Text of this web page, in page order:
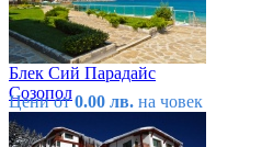
Блек Сий Парадайс
Созопол
Цени от0.00 лв. на човек